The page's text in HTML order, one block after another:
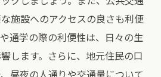
ラットフォームで情報収集
売住宅を選ぶ際の専門家から
施設へのアクセスの良さも利便
通学の際の利便性は、日々の生
します。さらに、地元住民の口
昼夜の人通りや交通量について